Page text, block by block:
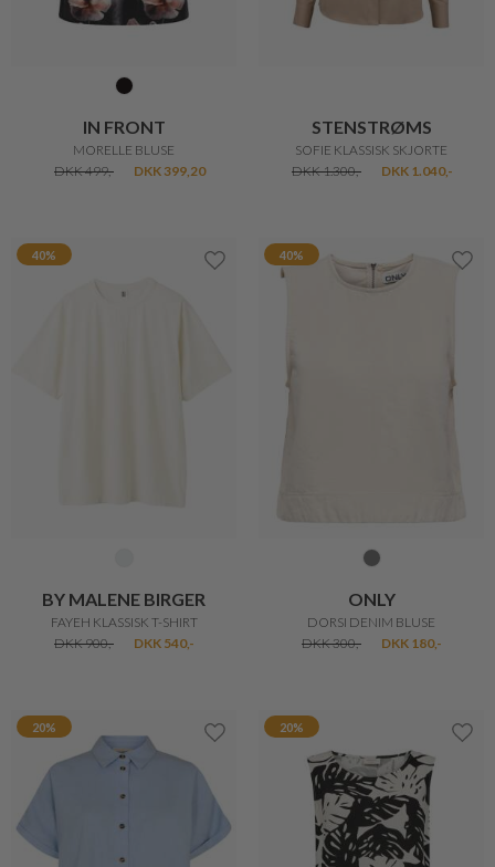
IN FRONT
MORELLE BLUSE
DKK 499,-
DKK 399,20
STENSTRØMS
SOFIE KLASSISK SKJORTE
DKK 1.300,-
DKK 1.040,-
40%
BY MALENE BIRGER
FAYEH KLASSISK T-SHIRT
DKK 900,-
DKK 540,-
40%
ONLY
DORSI DENIM BLUSE
DKK 300,-
DKK 180,-
20% 20%